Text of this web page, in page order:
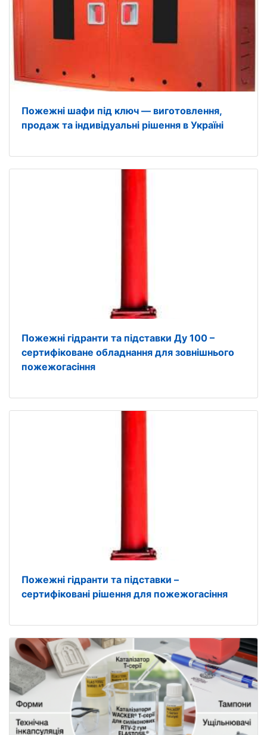
Пожежні шафи під ключ — виготовлення,
продаж та індивідуальні рішення в Україні
Пожежні гідранти та підставки Ду 100 –
сертифіковане обладнання для зовнішнього
пожежогасіння
Пожежні гідранти та підставки –
сертифіковані рішення для пожежогасіння